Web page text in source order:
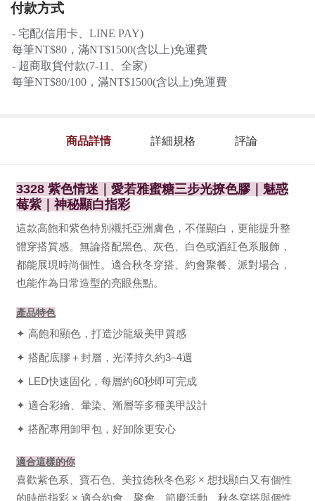
付款方式
- 宅配(信用卡、LINE PAY)
每筆NT$80，滿NT$1500(含以上)免運費
- 超商取貨付款(7-11、全家)
每筆NT$80/100，滿NT$1500(含以上)免運費
商品詳情 詳細規格 評論
3328 紫色情迷｜愛若雅蜜糖三步光撩色膠｜魅惑
莓紫｜神秘顯白指彩
這款高飽和紫色特別襯托亞洲膚色，不僅顯白，更能提升整
體穿搭質感。無論搭配黑色、灰色、白色或酒紅色系服飾，
都能展現時尚個性。適合秋冬穿搭、約會聚餐、派對場合，
也能作為日常造型的亮眼焦點。
產品特色
✦ 高飽和顯色，打造沙龍級美甲質感
✦ 搭配底膠＋封層，光澤持久約3–4週
✦ LED快速固化，每層約60秒即可完成
✦ 適合彩繪、暈染、漸層等多種美甲設計
✦ 搭配專用卸甲包，好卸除更安心
適合這樣的你
喜歡紫色系、寶石色、美拉德秋冬色彩 × 想找顯白又有個性
的時尚指彩 × 適合約會、聚會、節慶活動、秋冬穿搭與個性